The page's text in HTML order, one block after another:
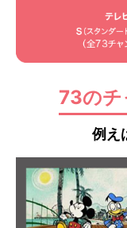
73のチ
例え